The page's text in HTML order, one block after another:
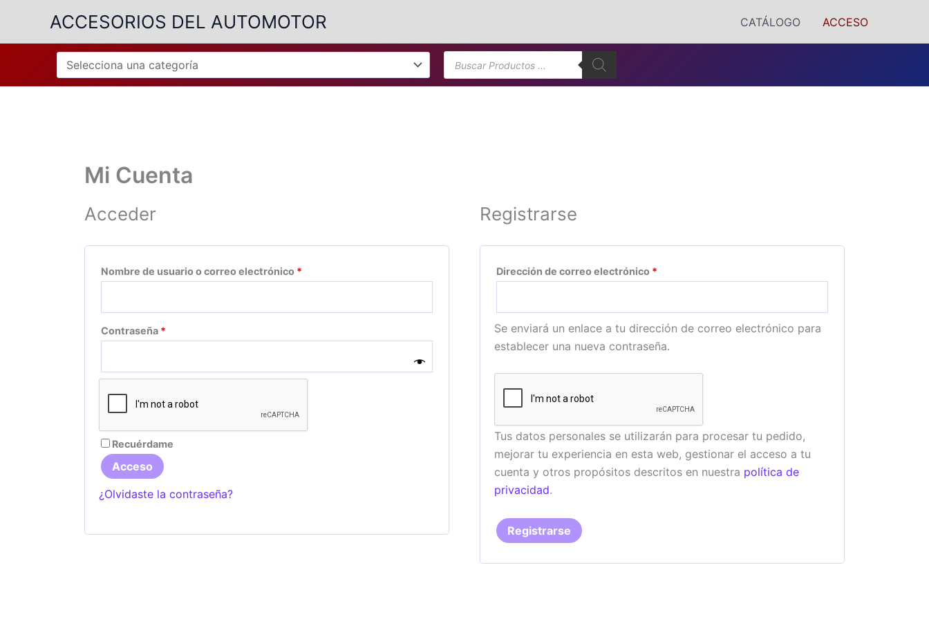
contenido
ACCESORIOS DEL AUTOMOTOR CATÁLOGO ACCESO
Búsqueda
de
productos
Mi Cuenta
Acceder
Nombre de usuario o correo electrónico *
Contraseña *
Recuérdame
Acceso
¿Olvidaste la contraseña?
Registrarse
Dirección de correo electrónico *
Se enviará un enlace a tu dirección de correo electrónico para
establecer una nueva contraseña.
Tus datos personales se utilizarán para procesar tu pedido,
mejorar tu experiencia en esta web, gestionar el acceso a tu
cuenta y otros propósitos descritos en nuestra política de
privacidad.
Registrarse